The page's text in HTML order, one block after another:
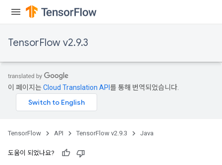
TensorFlow v2.9.3
이 페이지는Cloud Translation API 를 통해 번역되었습니다.
TensorFlow API TensorFlow v2.9.3 Java
도움이 되었나요?